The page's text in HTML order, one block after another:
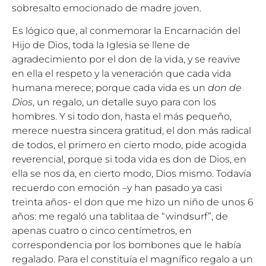
sobresalto emocionado de madre joven.
Es lógico que, al conmemorar la Encarnación del
Hijo de Dios, toda la Iglesia se llene de
agradecimiento por el don de la vida, y se reavive
en ella el respeto y la veneración que cada vida
humana merece; porque cada vida es un don de
Dios, un regalo, un detalle suyo para con los
hombres. Y si todo don, hasta el más pequeño,
merece nuestra sincera gratitud, el don más radical
de todos, el primero en cierto modo, pide acogida
reverencial, porque si toda vida es don de Dios, en
ella se nos da, en cierto modo, Dios mismo. Todavía
recuerdo con emoción –y han pasado ya casi
treinta años- el don que me hizo un niño de unos 6
años: me regaló una tablitaa de “windsurf”, de
apenas cuatro o cinco centímetros, en
correspondencia por los bombones que le había
regalado. Para el constituía el magnífico regalo a un